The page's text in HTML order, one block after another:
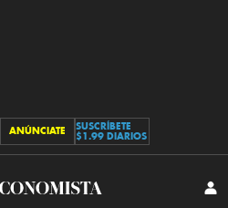
ANÚNCIATE
SUSCRÍBETE
$1.99 DIARIOS
El